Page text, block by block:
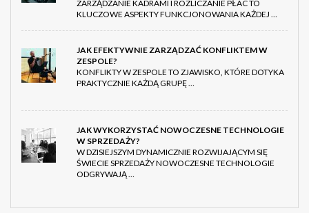
ZARZĄDZANIE KADRAMI I ROZLICZANIE PŁAC TO
KLUCZOWE ASPEKTY FUNKCJONOWANIA KAŻDEJ …
JAK EFEKTYWNIE ZARZĄDZAĆ KONFLIKTEM W
ZESPOLE?
KONFLIKTY W ZESPOLE TO ZJAWISKO, KTÓRE DOTYKA
PRAKTYCZNIE KAŻDĄ GRUPĘ …
JAK WYKORZYSTAĆ NOWOCZESNE TECHNOLOGIE
W SPRZEDAŻY?
W DZISIEJSZYM DYNAMICZNIE ROZWIJAJĄCYM SIĘ
ŚWIECIE SPRZEDAŻY NOWOCZESNE TECHNOLOGIE
ODGRYWAJĄ …